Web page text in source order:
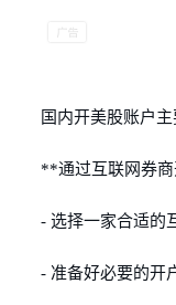
国内开美股账户主
**通过互联网券商
- 选择一家合适的
- 准备好必要的开